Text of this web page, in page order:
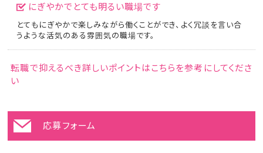
にぎやかでとても明るい職場です
とてもにぎやかで楽しみながら働くことができ、よく冗談を言い合
うような活気のある雰囲気の職場です。
転職で抑えるべき詳しいポイントはこちらを参考にしてくださ
い
応募フォーム